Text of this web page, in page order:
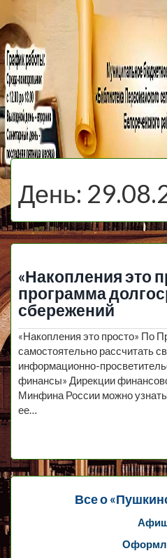
МБУ
День:
«Накопления это
программа
сбережений
«Накопления это просто» По
самостоятельно рассчитать
информационно-
финансы» Дирекции
Минфина России можно
ее…
Все о